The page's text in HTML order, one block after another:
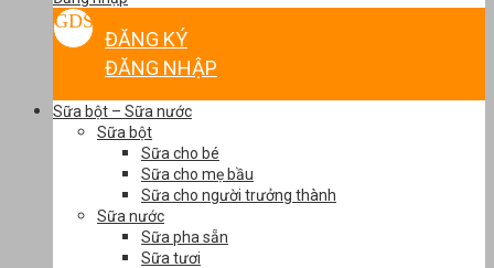
ĐĂNG KÝ
ĐĂNG NHẬP
Sữa bột – Sữa nước
Sữa bột
Sữa cho bé
Sữa cho mẹ bầu
Sữa cho người trưởng thành
Sữa nước
Sữa pha sẵn
Sữa tươi